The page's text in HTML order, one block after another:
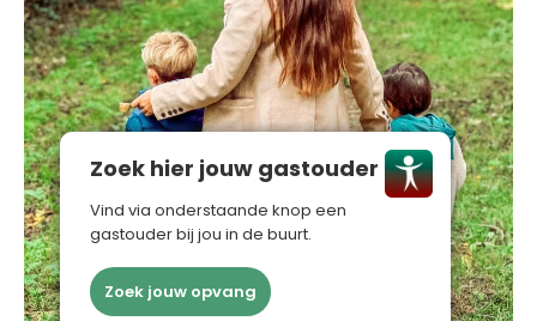
Zoek hier jouw gastouder
Vind via onderstaande knop een
gastouder bij jou in de buurt.
Zoek jouw opvang